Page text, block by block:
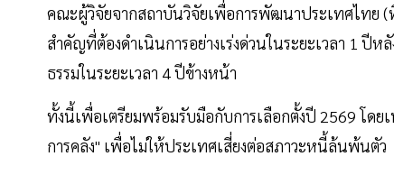
คณะผู้วิจัยจากสถาบันวิจัยเพื่อการพัฒนาประเทศไทย (
สำคัญที่ต้องดำเนินการอย่างเร่งด่วนในระยะเวลา 1 ปี
ธรรมในระยะเวลา 4 ปีข้างหน้า
ทั้งนี้เพื่อเตรียมพร้อมรับมือกับการเลือกตั้งปี 2569 โดย
การคลัง" เพื่อไม่ให้ประเทศเสี่ยงต่อสภาวะหนี้ล้นพ้นตัว